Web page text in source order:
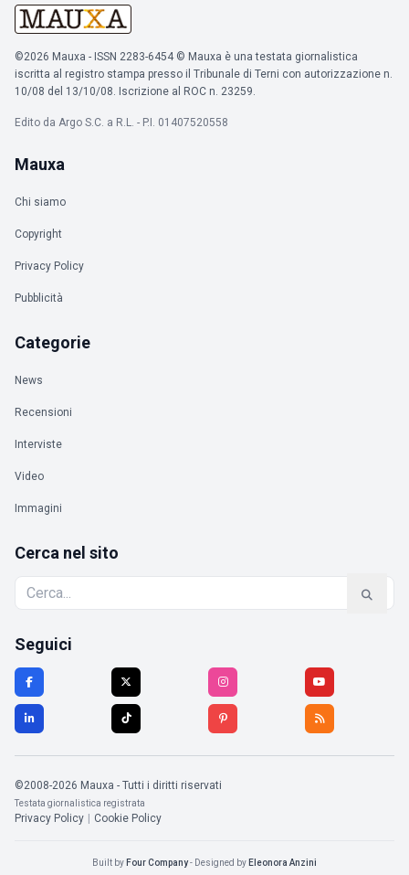
©2026 Mauxa - ISSN 2283-6454 © Mauxa è una testata giornalistica
iscritta al registro stampa presso il Tribunale di Terni con autorizzazione n.
10/08 del 13/10/08. Iscrizione al ROC n. 23259.
Edito da Argo S.C. a R.L. - P.I. 01407520558
Mauxa
Chi siamo
Copyright
Privacy Policy
Pubblicità
Categorie
News
Recensioni
Interviste
Video
Immagini
Cerca nel sito
Seguici
©2008-2026 Mauxa - Tutti i diritti riservati
Testata giornalistica registrata
Privacy Policy Cookie Policy
Built by Four Company- Designed by Eleonora Anzini